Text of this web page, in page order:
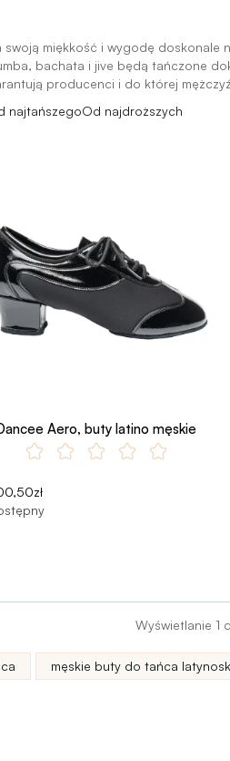
miękkość i wygodę
bachata i jive będą tańczone
producenci i do której
najtańszegoOd najdroższych
Aero, buty latino męskie
Wyświetlanie 1
męskie buty do tańca